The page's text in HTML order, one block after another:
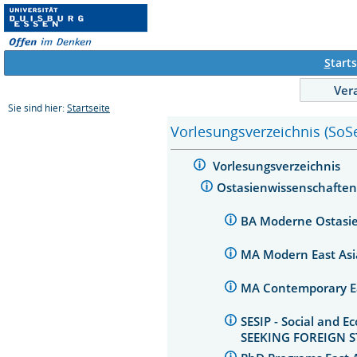
S
Sie sind hier: Startseite
Vorlesungsverzeichnis
Vorlesungsverzeichnis
BA Moderne
MA Modern East
MA Contemporary
SESIP - Social and
SEEKING FOREIGN